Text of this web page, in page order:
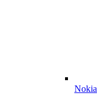
Nokia